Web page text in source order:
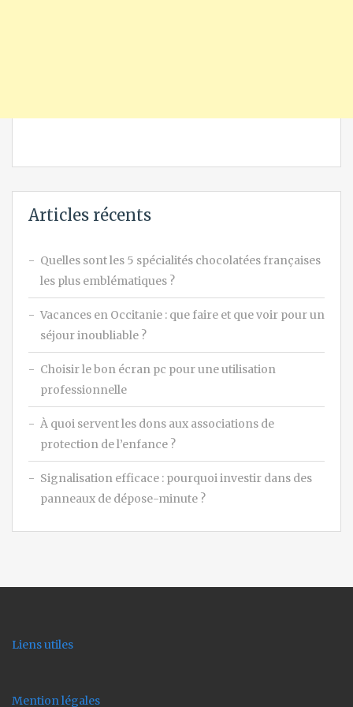
Articles récents
Quelles sont les 5 spécialités chocolatées françaises
les plus emblématiques ?
Vacances en Occitanie : que faire et que voir pour un
séjour inoubliable ?
Choisir le bon écran pc pour une utilisation
professionnelle
À quoi servent les dons aux associations de
protection de l’enfance ?
Signalisation efficace : pourquoi investir dans des
panneaux de dépose-minute ?
Liens utiles
Mention légales